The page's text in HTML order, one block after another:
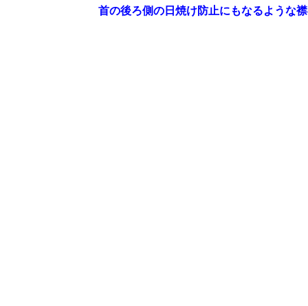
首の後ろ側の日焼け防止にもなるような